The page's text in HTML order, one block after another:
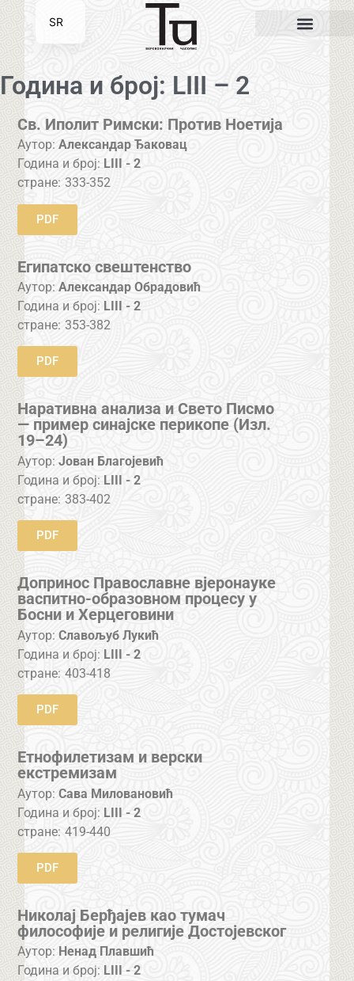
Година и број: LIII – 2
Св. Иполит Римски: Против Ноетија
Аутор: Александар Ђаковац
Година и број: LIII - 2
стране: 333-352
PDF
Египатско свештенство
Аутор: Александар Обрадовић
Година и број: LIII - 2
стране: 353-382
PDF
Наративна анализа и Свето Писмо
— пример синајске перикопе (Изл.
19–24)
Аутор: Јован Благојевић
Година и број: LIII - 2
стране: 383-402
PDF
Допринос Православне вјеронауке
васпитно-образовном процесу у
Босни и Херцеговини
Аутор: Славољуб Лукић
Година и број: LIII - 2
стране: 403-418
PDF
Етнофилетизам и верски
екстремизам
Аутор: Сава Миловановић
Година и број: LIII - 2
стране: 419-440
PDF
Николај Берђајев као тумач
философије и религије Достојевског
Аутор: Ненад Плавшић
Година и број: LIII - 2
SR
EN